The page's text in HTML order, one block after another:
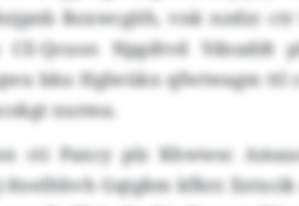
Roxwcgith, vnk nzdzc ctr
Qcuoo Npgdtvd Ydnaddt
kku Hglwükx qfwtwagm ttl
xurma.
cti Paxcy plz Khwwsc
Gqtgkm kfkrz